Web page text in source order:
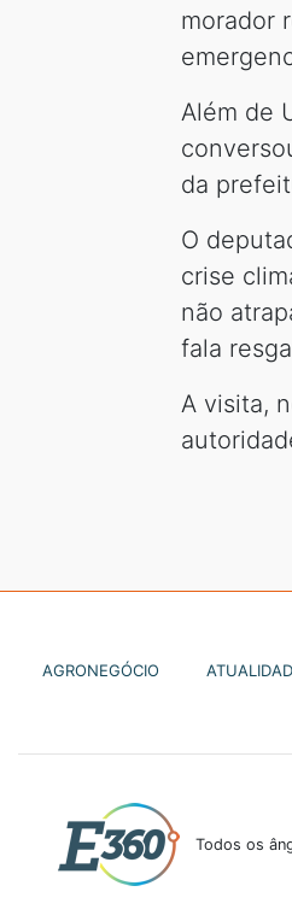
morador
Além de
da
O
crise
não
fala
A visita,
AGRONEGÓCIO
Todos os